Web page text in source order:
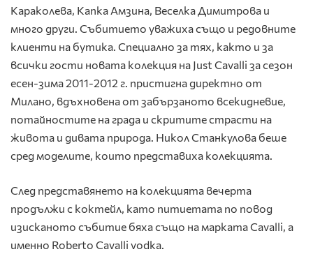
Караколева, Капка Амзина, Веселка Димитрова и
много други. Събитието уважиха също и редовните
клиенти на бутика. Специално за тях, както и за
всички гости новата колекция на Just Cavalli за сезон
есен-зима 2011-2012 г. пристигна директно от
Милано, вдъхновена от забързаното всекидневие,
потайностите на града и скритите страсти на
живота и дивата природа. Никол Станкулова беше
сред моделите, които представиха колекцията.
След представянето на колекцията вечерта
продължи с коктейл, като питиетата по повод
изисканото събитие бяха също на марката Cavalli, а
именно Roberto Cavalli vodka.